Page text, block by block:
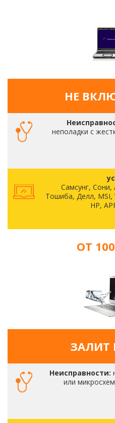
НЕ
неполадки с
Самсунг, Сони,
Тошиба, Делл, MSI,
HP,
ОТ
ЗАЛИТ
Неисправности:
или